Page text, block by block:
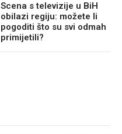
Scena s televizije u BiH
obilazi regiju: možete li
pogoditi što su svi odmah
primijetili?